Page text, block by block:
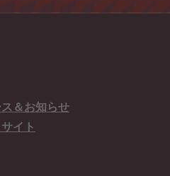
＆お知らせ
イト